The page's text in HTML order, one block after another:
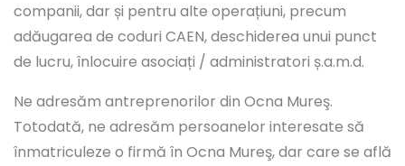
companii, dar și pentru alte operațiuni, precum
adăugarea de coduri CAEN, deschiderea unui punct
de lucru, înlocuire asociați / administratori ș.a.m.d.
Ne adresăm antreprenorilor din Ocna Mureş.
Totodată, ne adresăm persoanelor interesate să
înmatriculeze o firmă în Ocna Mureş, dar care se află